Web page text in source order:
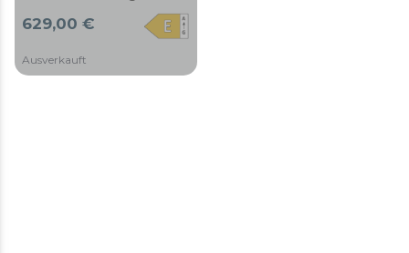
Fassungsvermögen von
362 Litern, Total No Frost,
schnelle Kühlung,
629,00 €
Ausverkauft